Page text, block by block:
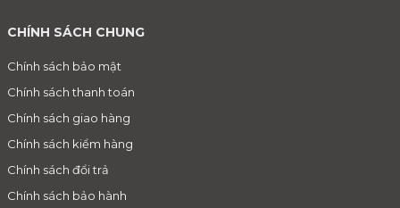
CHÍNH SÁCH CHUNG
Chính sách bảo mật
Chính sách thanh toán
Chính sách giao hàng
Chính sách kiểm hàng
Chính sách đổi trả
Chính sách bảo hành